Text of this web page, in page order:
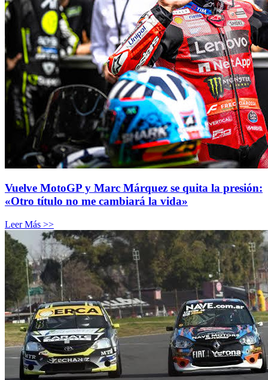
Vuelve MotoGP y Marc Márquez se quita la presión:
«Otro título no me cambiará la vida»
Leer Más >>